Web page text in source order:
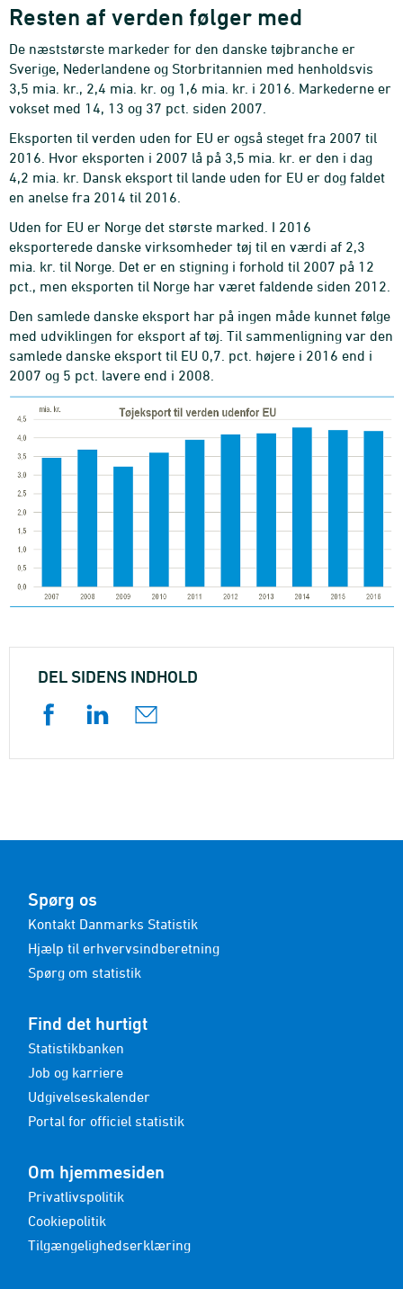
Resten af verden følger med
De næststørste markeder for den danske tøjbranche er
Sverige, Nederlandene og Storbritannien med henholdsvis
3,5 mia. kr., 2,4 mia. kr. og 1,6 mia. kr. i 2016. Markederne er
vokset med 14, 13 og 37 pct. siden 2007.
Eksporten til verden uden for EU er også steget fra 2007 til
2016. Hvor eksporten i 2007 lå på 3,5 mia. kr. er den i dag
4,2 mia. kr. Dansk eksport til lande uden for EU er dog faldet
en anelse fra 2014 til 2016.
Uden for EU er Norge det største marked. I 2016
eksporterede danske virksomheder tøj til en værdi af 2,3
mia. kr. til Norge. Det er en stigning i forhold til 2007 på 12
pct., men eksporten til Norge har været faldende siden 2012.
Den samlede danske eksport har på ingen måde kunnet følge
med udviklingen for eksport af tøj. Til sammenligning var den
samlede danske eksport til EU 0,7. pct. højere i 2016 end i
2007 og 5 pct. lavere end i 2008.
DEL SIDENS INDHOLD
Spørg os
Kontakt Danmarks Statistik
Hjælp til erhvervsindberetning
Spørg om statistik
Find det hurtigt
Statistikbanken
Job og karriere
Udgivelseskalender
Portal for officiel statistik
Om hjemmesiden
Privatlivspolitik
Cookiepolitik
Tilgængelighedserklæring